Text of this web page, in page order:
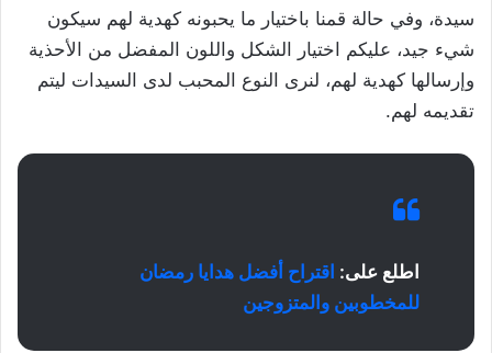
سيدة، وفي حالة قمنا باختيار ما يحبونه كهدية لهم سيكون
شيء جيد، عليكم اختيار الشكل واللون المفضل من الأحذية
وإرسالها كهدية لهم، لنرى النوع المحبب لدى السيدات ليتم
تقديمه لهم.
اطلع على: اقتراح أفضل هدايا رمضان
للمخطوبين والمتزوجين